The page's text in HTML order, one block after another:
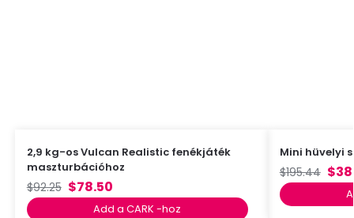
2,9 kg-os Vulcan Realistic fenékjáték
maszturbációhoz
$92.25 $78.50
Add a CARK -hoz
Mini hüvelyi
$195.44 $